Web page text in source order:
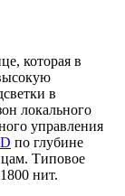
которая в
в
локального
управления
по глубине
Типовое
нит.